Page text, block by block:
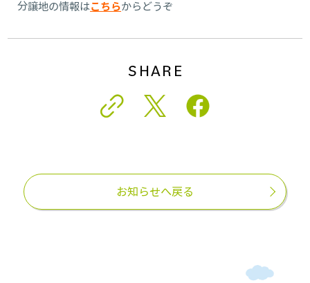
分譲地の情報はこちらからどうぞ
SHARE
お知らせへ戻る